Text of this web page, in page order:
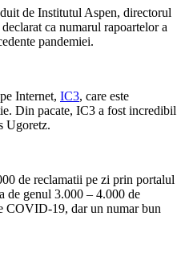
de Institutul Aspen, directorul
ca numarul rapoartelor a
pandemiei.
Internet, IC3, care este
Din pacate, IC3 a fost incredibil
Ugoretz.
de reclamatii pe zi prin portalul
de genul 3.000 – 4.000 de
COVID-19, dar un numar bun